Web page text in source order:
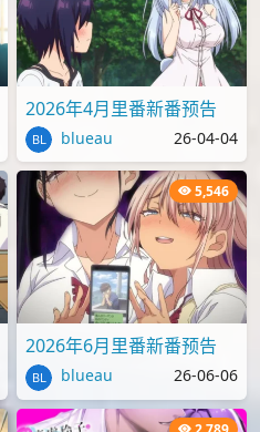
2026年4月里番新番预告
blueau 26-04-04
5,546
2026年6月里番新番预告
blueau 26-06-06